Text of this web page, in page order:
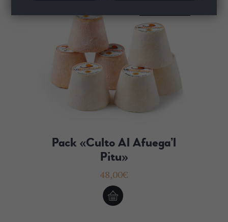
Pack «Culto Al Afuega’l
Pitu»
48,00€